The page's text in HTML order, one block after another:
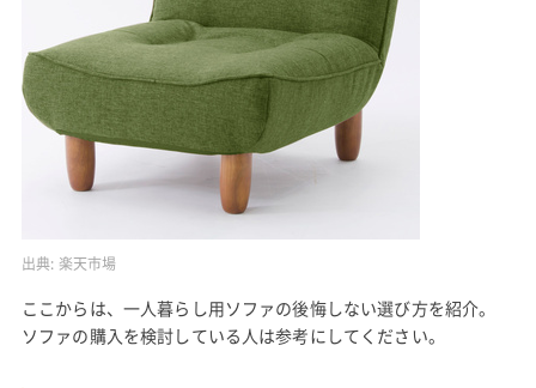
出典: 楽天市場
ここからは、一人暮らし用ソファの後悔しない選び方を紹介。
ソファの購入を検討している人は参考にしてください。